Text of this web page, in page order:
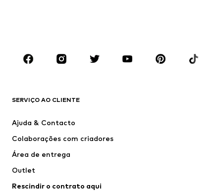
Acessórios
Premium
Novidades
Roupa interior
Sobretudos
Roupa de banho
SERVIÇO AO CLIENTE
Ajuda & Contacto
Colaborações com criadores
Área de entrega
Outlet
Rescindir o contrato aqui